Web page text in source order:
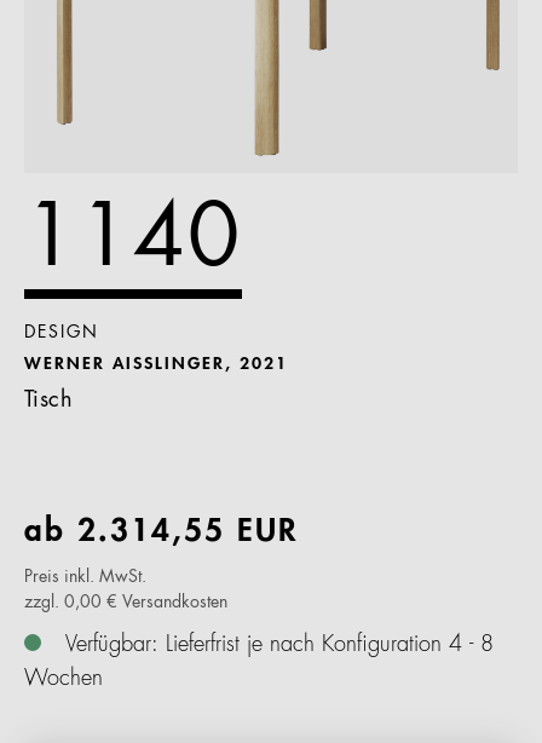
1140
DESIGN
WERNER AISSLINGER, 2021
Tisch
ab 2.314,55 EUR
Preis inkl. MwSt.
zzgl. 0,00 € Versandkosten
Verfügbar: Lieferfrist je nach Konfiguration 4 - 8
Wochen